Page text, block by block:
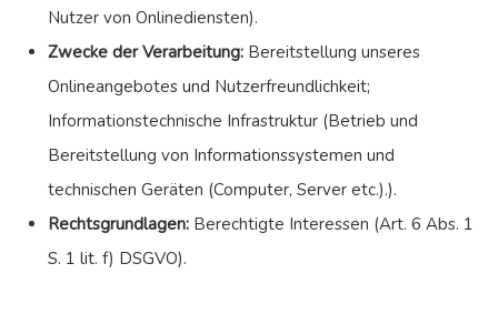
Nutzer von Onlinediensten).
Zwecke der Verarbeitung: Bereitstellung unseres
Onlineangebotes und Nutzerfreundlichkeit;
Informationstechnische Infrastruktur (Betrieb und
Bereitstellung von Informationssystemen und
technischen Geräten (Computer, Server etc.).).
Rechtsgrundlagen: Berechtigte Interessen (Art. 6 Abs. 1
S. 1 lit. f) DSGVO).